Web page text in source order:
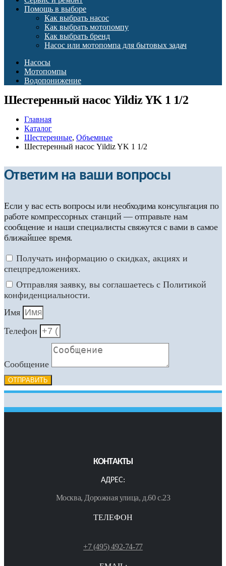
Помощь в выборе
Как выбрать насос
Как выбрать мотопомпу
Как выбрать бренд
Насос или мотопомпа для бытовых задач
Насосы
Мотопомпы
Водопонижение
Шестеренный насос Yildiz YK 1 1/2
Главная
Каталог
Шестеренные, Объемные
Шестеренный насос Yildiz YK 1 1/2
Ответим на ваши вопросы
Если у вас есть вопросы или необходима консультация по
работе компрессорных станций — отправьте нам
сообщение и наши специалисты свяжутся с вами в самое
ближайшее время.
Получать информацию о скидках, акциях и
спецпредложениях.
Отправляя заявку, вы соглашаетесь с Политикой
конфиденциальности.
Имя
Телефон
Сообщение
ОТПРАВИТЬ
КОНТАКТЫ
АДРЕС:
Москва, Дорожная улица, д.60 с.23
ТЕЛЕФОН
+7 (495) 492-74-77